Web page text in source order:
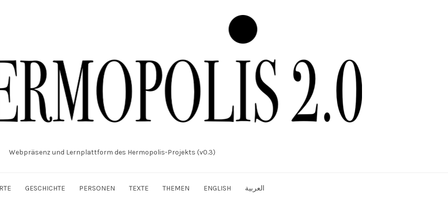
Webpräsenz und Lernplattform des Hermopolis-Projekts (v0.3)
GESCHICHTE PERSONEN TEXTE THEMEN ENGLISH العربية